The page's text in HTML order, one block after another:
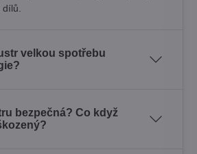
velkou spotřebu
bezpečná? Co když